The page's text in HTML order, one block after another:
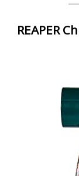
REAPER